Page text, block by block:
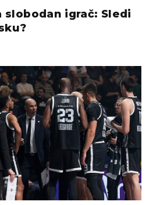
slobodan igrač: Sledi